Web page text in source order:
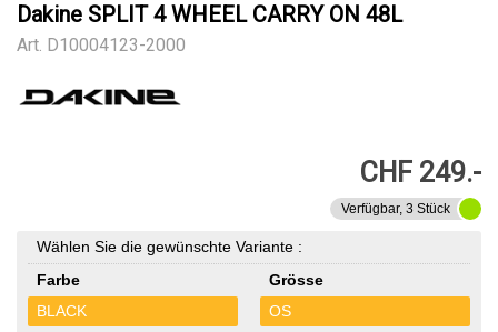
Dakine SPLIT 4 WHEEL CARRY ON 48L
Art. D10004123-2000
CHF 249.-
Verfügbar, 3 Stück
Wählen Sie die gewünschte Variante :
Farbe
BLACK
Grösse
OS